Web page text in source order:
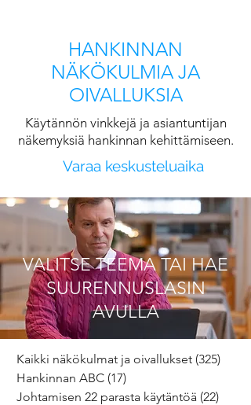
HANKINNAN
NÄKÖKULMIA JA
OIVALLUKSIA
Käytännön vinkkejä ja asiantuntijan
näkemyksiä hankinnan kehittämiseen.
Varaa keskusteluaika
VALITSE TEEMA TAI HAE
SUURENNUSLASIN
AVULLA
Kaikki näkökulmat ja oivallukset (325)
Hankinnan ABC (17)
Johtamisen 22 parasta käytäntöä (22)